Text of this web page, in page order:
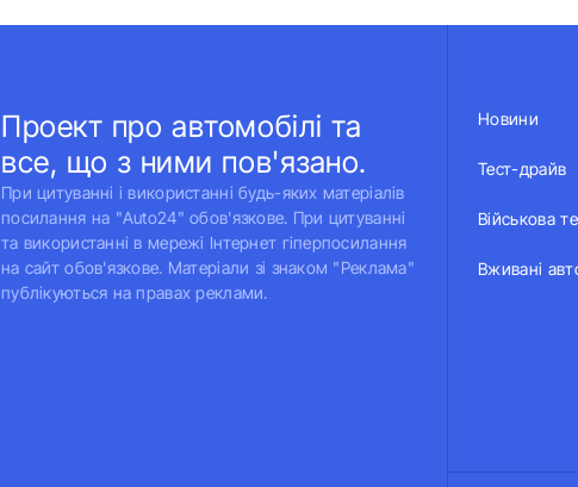
Проект про автомобілі та
все, що з ними пов'язано.
При цитуванні і використанні будь-яких матеріалів
посилання на "Auto24" обов'язкове. При цитуванні
та використанні в мережі Інтернет гіперпосилання
на сайт обов'язкове. Матеріали зі знаком "Реклама"
публікуються на правах реклами.
Новини
Тест-драйв
Військова
Вживані